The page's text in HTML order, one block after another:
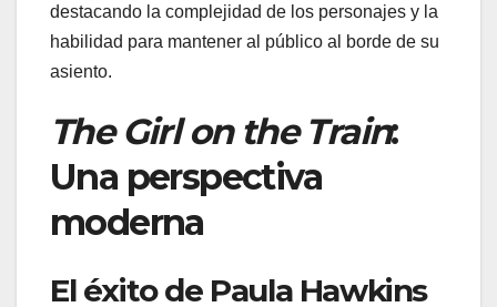
destacando la complejidad de los personajes y la
habilidad para mantener al público al borde de su
asiento.
The Girl on the Train:
Una perspectiva
moderna
El éxito de Paula Hawkins